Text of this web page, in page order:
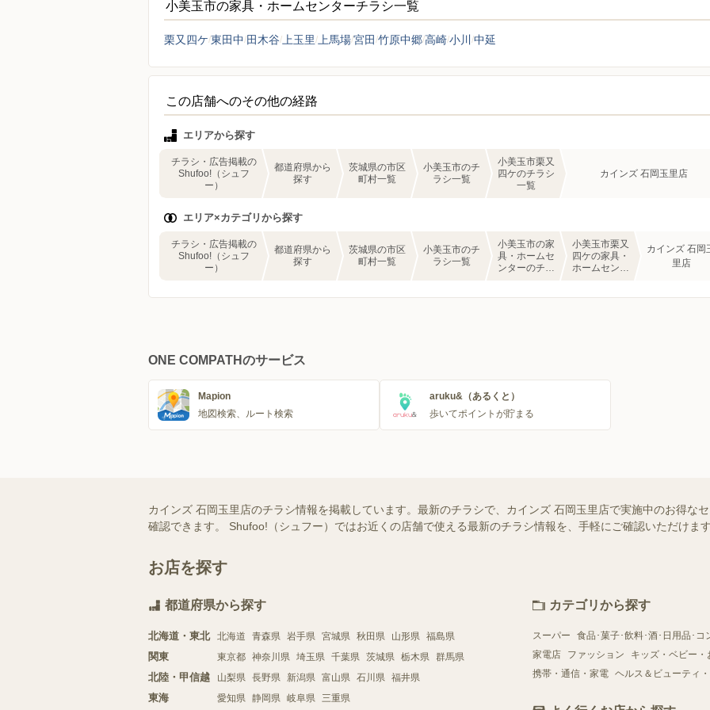
小美玉市の家具・ホームセンターチラシ一覧
栗又四ケ 東田中 田木谷 上玉里 上馬場宮田 竹原中郷高崎小川 中延
この店舗へのその他の経路
エリアから探す
チラシ・広告掲載の
Shufoo!（シュフ
ー）
都道府県から
探す
茨城県の市区
町村一覧
小美玉市のチ
ラシ一覧
小美玉市栗又
四ケのチラシ
一覧
カインズ 石岡玉里店
エリア×カテゴリから探す
チラシ・広告掲載の
Shufoo!（シュフ
ー）
都道府県から
探す
茨城県の市区
町村一覧
小美玉市のチ
ラシ一覧
小美玉市の家
具・ホームセ
ンターのチラ
小美玉市栗又
四ケの家具・
ホームセンタ
カインズ 石岡
里店
ONE COMPATHのサービス
Mapion
地図検索、ルート検索
aruku&（あるくと）
歩いてポイントが貯まる
カインズ 石岡玉里店のチラシ情報を掲載しています。最新のチラシで、カインズ 石岡玉里店で実施中のお得な
確認できます。 Shufoo!（シュフー）ではお近くの店舗で使える最新のチラシ情報を、手軽にご確認いただけま
お店を探す
都道府県から探す
北海道・東北 北海道 青森県 岩手県 宮城県 秋田県 山形県 福島県
関東 東京都 神奈川県 埼玉県 千葉県 茨城県 栃木県 群馬県
北陸・甲信越 山梨県 長野県 新潟県 富山県 石川県 福井県
東海 愛知県 静岡県 岐阜県 三重県
カテゴリから探す
スーパー
食品･菓子･飲料･酒･日用品･コ
家電店
ファッション
キッズ・ベビー・
携帯・通信・家電 ヘルス＆ビューティ